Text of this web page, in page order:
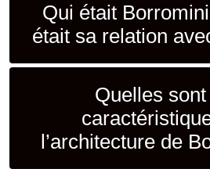
Qui était
était sa relation
Quelles
l’architecture de